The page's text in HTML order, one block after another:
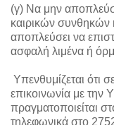
(γ) Να μην
καιρικών
αποπλεύσει να
ασφαλή λιμένα ή
Υπενθυμίζεται ότι
επικοινωνία με την
πραγματοποιείται
τηλεφωνικά στο